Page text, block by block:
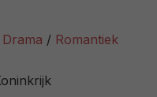
Drama
Romantiek